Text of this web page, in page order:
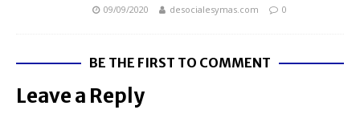
09/09/2020 desocialesymas.com 0
BE THE FIRST TO COMMENT
Leave a Reply